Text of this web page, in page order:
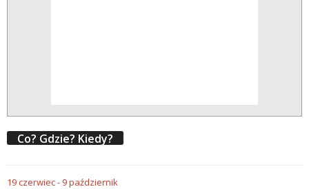
Co? Gdzie? Kiedy?
19czerwiec- 9październik